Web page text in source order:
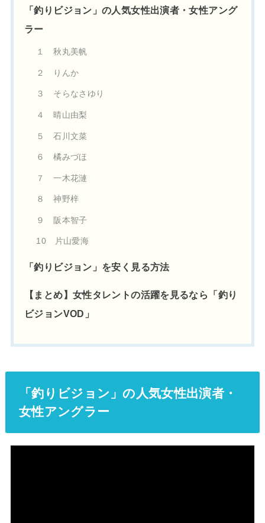
「釣りビジョン」の人気女性出演者・女性アング
ラー
１ 秋丸美帆
２ りんか
３ そらなさゆり
４ 晴山由梨
５ 石川文菜
６ 橘みづほ
７ 一木花漣
８ 神野梓
９ 阪本智子
10 片山愛海
「釣りビジョン」を安く見る方法
【まとめ】女性タレントの活躍を見るなら「釣り
ビジョンVOD」
「釣りビジョン」の人気女性出演者・
女性アングラー